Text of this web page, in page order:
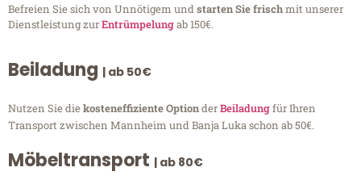
Befreien Sie sich von Unnötigem undstarten Sie frischmit unserer
Dienstleistung zurEntrümpelungab 150€.
Beiladung | ab 50€
Nutzen Sie diekosteneffiziente OptionderBeiladungfür Ihren
Transport zwischen Mannheim und Banja Luka schon ab 50€.
Möbeltransport | ab 80€